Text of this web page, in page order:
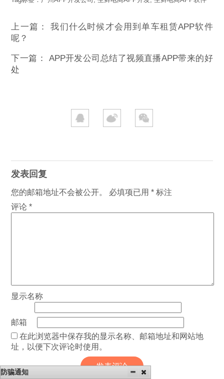
上一篇：我们什么时候才会用到单车租赁APP软件
呢？
下一篇： APP开发公司总结了视频直播APP带来的好
处
发表回复
您的邮箱地址不会被公开。 必填项已用* 标注
评论*
显示名称
邮箱
在此浏览器中保存我的显示名称、邮箱地址和网站地
址，以便下次评论时使用。
防骗通知